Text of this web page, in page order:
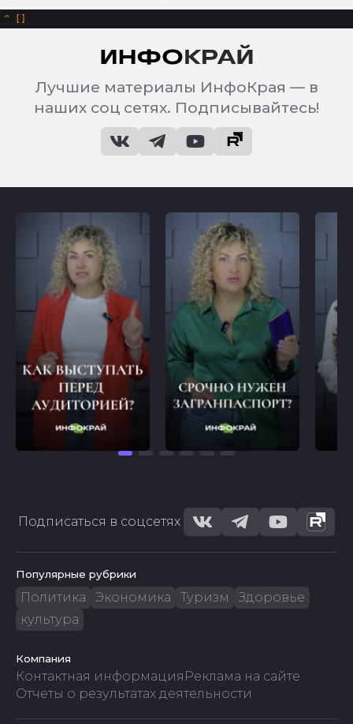
^
Лучшие материалы ИнфоКрая — в
наших соц сетях. Подписывайтесь!
Подписаться в соцсетях
Популярные рубрики
Политика Экономика Туризм
Здоровье
культура
Компания
Контактная информация Реклама на сайте
Отчеты о результатах деятельности